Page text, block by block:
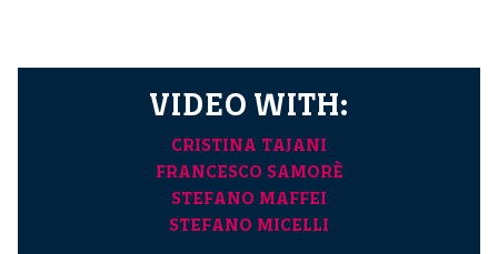
VIDEO WITH:
CRISTINA TAJANI
FRANCESCO SAMORÈ
STEFANO MAFFEI
STEFANO MICELLI